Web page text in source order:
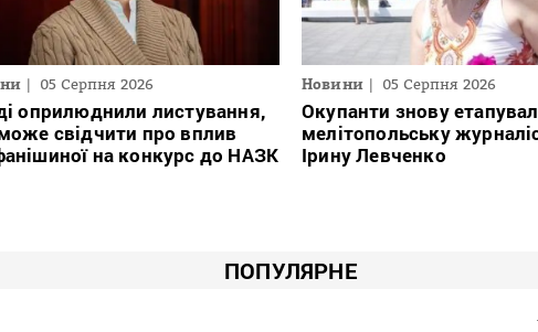
05 Серпня 2026
оприлюднили листування,
свідчити про вплив
на конкурс до НАЗК
Новини 05 Серпня 2026
Окупанти знову
мелітопольську
Ірину Левченко
ПОПУЛЯРНЕ